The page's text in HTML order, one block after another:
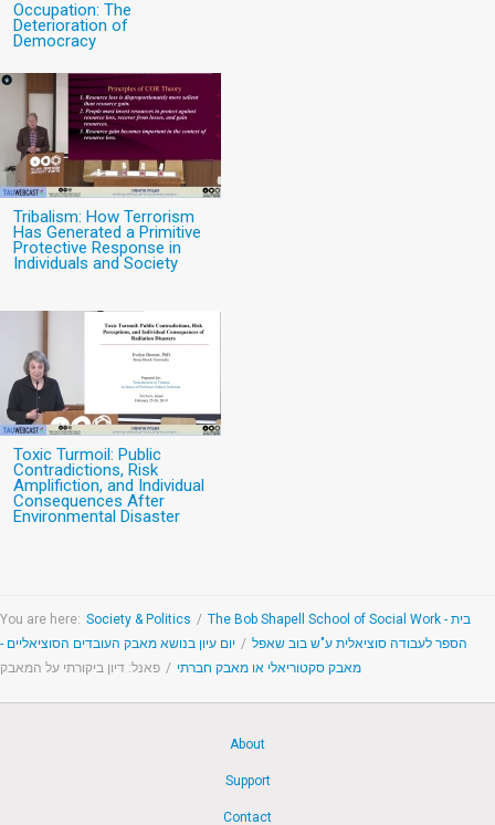
Occupation: The
Deterioration of
Democracy
Tribalism: How Terrorism
Has Generated a Primitive
Protective Response in
Individuals and Society
Toxic Turmoil: Public
Contradictions, Risk
Amplifiction, and Individual
Consequences After
Environmental Disaster
You are here: Society & Politics / The Bob Shapell School of Social Work - בית
הספר לעבודה סוציאלית ע"ש בוב שאפל / יום עיון בנושא מאבק העובדים הסוציאליים -
מאבק סקטוריאלי או מאבק חברתי / פאנל: דיון ביקורתי על המאבק
About
Support
Contact